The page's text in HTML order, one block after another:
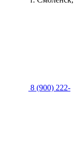
8 (900) 222-